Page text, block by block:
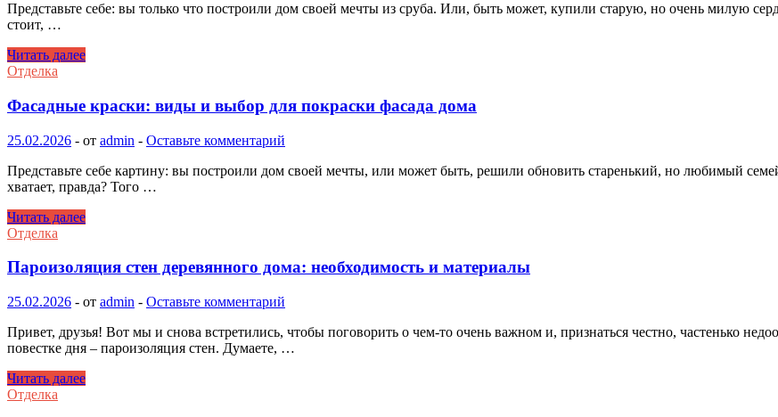
Представьте себе: вы только что построили дом своей мечты из сруба. Или, быть может, купили старую, но очень милую
стоит, …
Шлифовка
сруба:
поверхности
и
технология
шлифовки
Читать далее
Отделка
Фасадные краски: виды и выбор для покраски фасада дома
25.02.2026 - от admin - Оставьте комментарий
Представьте себе картину: вы построили дом своей мечты, или может быть, решили обновить старенький, но любимый
хватает, правда? Того …
Фасадные
краски:
и
выбор
для
покраски
фасада
дома
Читать далее
Отделка
Пароизоляция стен деревянного дома: необходимость и материалы
25.02.2026 - от admin - Оставьте комментарий
Привет, друзья! Вот мы и снова встретились, чтобы поговорить о чем-то очень важном и, признаться честно, частенько
повестке дня – пароизоляция стен. Думаете, …
Пароизоляция
стен
Читать далее
Отделка